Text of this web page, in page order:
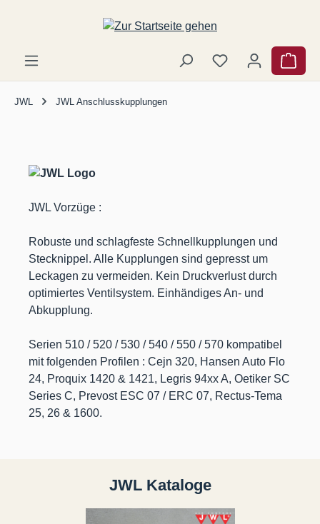
Zum Hauptinhalt springen
JWL JWL Anschlusskupplungen
JWL Vorzüge :
Robuste und schlagfeste Schnellkupplungen und
Stecknippel. Alle Kupplungen sind gepresst um
Leckagen zu vermeiden. Kein Druckverlust durch
optimiertes Ventilsystem. Einhändiges An- und
Abkupplung.
Serien 510 / 520 / 530 / 540 / 550 / 570 kompatibel
mit folgenden Profilen : Cejn 320, Hansen Auto Flo
24, Proquix 1420 & 1421, Legris 94xx A, Oetiker SC
Series C, Prevost ESC 07 / ERC 07, Rectus-Tema
25, 26 & 1600.
JWL Kataloge